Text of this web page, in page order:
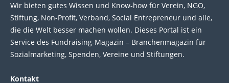
Wir bie­ten gutes Wis­sen und Know-how für Ver­ein, NGO,
Stif­tung, Non-Profit, Ver­band, Social Entre­pre­neur und alle,
die die Welt bes­ser machen wol­len. Die­ses Por­tal ist ein
Service des Fund­raising-Magazin – Bran­chen­magazin für
Sozial­marke­ting, Spen­den, Ver­eine und Stif­tun­gen.
Kontakt